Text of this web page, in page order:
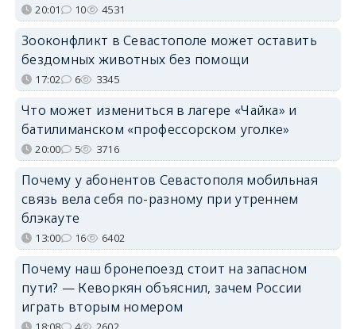
20:01 10 4531
Зооконфликт в Севастополе может оставить
бездомных животных без помощи
17:02 6 3345
Что может измениться в лагере «Чайка» и
батилиманском «профессорском уголке»
20:00 5 3716
Почему у абонентов Севастополя мобильная
связь вела себя по-разному при утреннем
блэкауте
13:00 16 6402
Почему наш бронепоезд стоит на запасном
пути? — Кеворкян объяснил, зачем России
играть вторым номером